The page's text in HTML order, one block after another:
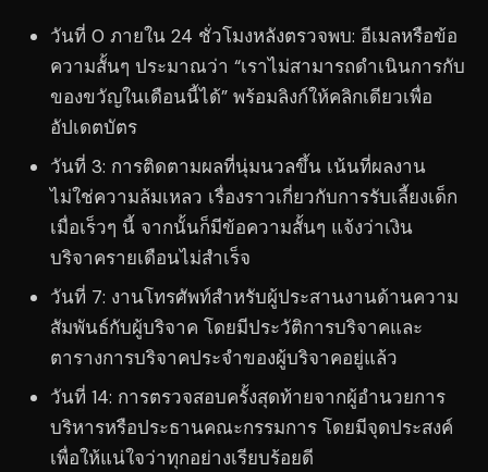
วันที่ 0 ภายใน 24 ชั่วโมงหลังตรวจพบ: อีเมลหรือข้อ
ความสั้นๆ ประมาณว่า “เราไม่สามารถดำเนินการกับ
ของขวัญในเดือนนี้ได้” พร้อมลิงก์ให้คลิกเดียวเพื่อ
อัปเดตบัตร
วันที่ 3: การติดตามผลที่นุ่มนวลขึ้น เน้นที่ผลงาน
ไม่ใช่ความล้มเหลว เรื่องราวเกี่ยวกับการรับเลี้ยงเด็ก
เมื่อเร็วๆ นี้ จากนั้นก็มีข้อความสั้นๆ แจ้งว่าเงิน
บริจาครายเดือนไม่สำเร็จ
วันที่ 7: งานโทรศัพท์สำหรับผู้ประสานงานด้านความ
สัมพันธ์กับผู้บริจาค โดยมีประวัติการบริจาคและ
ตารางการบริจาคประจำของผู้บริจาคอยู่แล้ว
วันที่ 14: การตรวจสอบครั้งสุดท้ายจากผู้อำนวยการ
บริหารหรือประธานคณะกรรมการ โดยมีจุดประสงค์
เพื่อให้แน่ใจว่าทุกอย่างเรียบร้อยดี